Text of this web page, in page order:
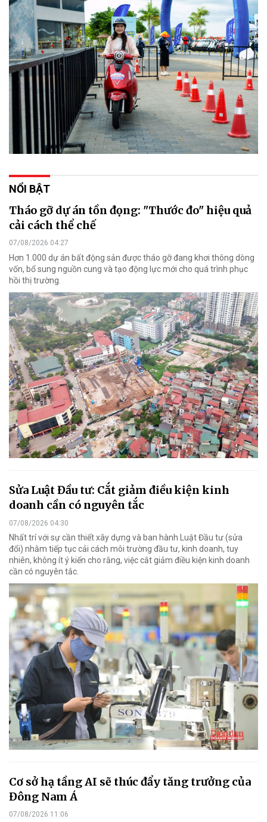
NỔI BẬT
Tháo gỡ dự án tồn đọng: "Thước đo" hiệu quả
cải cách thể chế
07/08/2026 04:27
Hơn 1.000 dự án bất động sản được tháo gỡ đang khơi thông dòng
vốn, bổ sung nguồn cung và tạo động lực mới cho quá trình phục
hồi thị trường.
Sửa Luật Đầu tư: Cắt giảm điều kiện kinh
doanh cần có nguyên tắc
07/08/2026 04:30
Nhất trí với sự cần thiết xây dựng và ban hành Luật Đầu tư (sửa
đổi) nhằm tiếp tục cải cách môi trường đầu tư, kinh doanh, tuy
nhiên, không ít ý kiến cho rằng, việc cắt giảm điều kiện kinh doanh
cần có nguyên tắc.
Cơ sở hạ tầng AI sẽ thúc đẩy tăng trưởng của
Đông Nam Á
07/08/2026 11:06